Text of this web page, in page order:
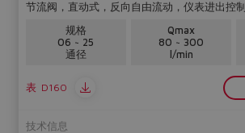
节流阀，直动式，反向自由流动，仪表进出控制
规格
06 ~ 25
通径
Qmax
80 ~ 300
l/min
表 D160
技术信息